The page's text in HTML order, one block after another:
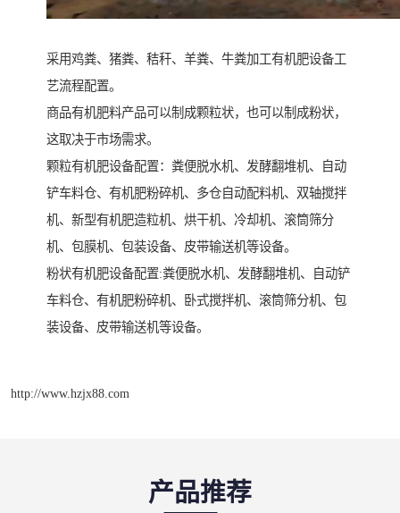
采用鸡粪、猪粪、秸秆、羊粪、牛粪加工有机肥设备工
艺流程配置。
商品有机肥料产品可以制成颗粒状，也可以制成粉状，
这取决于市场需求。
颗粒有机肥设备配置：粪便脱水机、发酵翻堆机、自动
铲车料仓、有机肥粉碎机、多仓自动配料机、双轴搅拌
机、新型有机肥造粒机、烘干机、冷却机、滚筒筛分
机、包膜机、包装设备、皮带输送机等设备。
粉状有机肥设备配置:粪便脱水机、发酵翻堆机、自动铲
车料仓、有机肥粉碎机、卧式搅拌机、滚筒筛分机、包
装设备、皮带输送机等设备。
http://www.hzjx88.com
产品推荐